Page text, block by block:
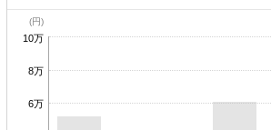
10万
8万
6万